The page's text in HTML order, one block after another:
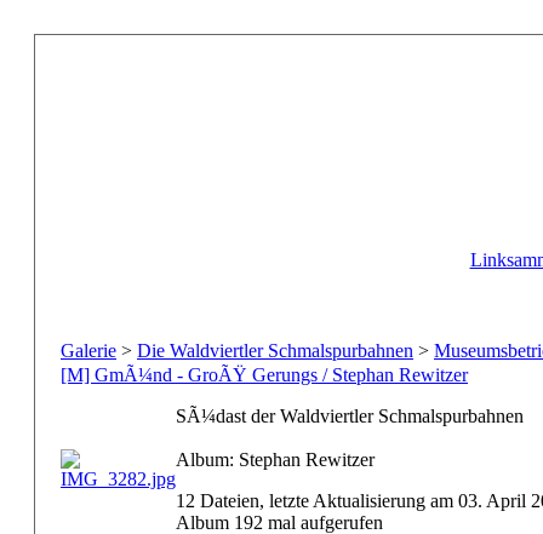
Galerie > Die Waldviertler Schmalspurbahnen >
[M] GmÃ¼nd - GroÃŸ Gerungs / Stephan Rewitzer
SÃ¼dast der Waldviertler Schmalspurbahnen
Album: Stephan Rewitzer
12 Dateien, letzte Aktualisierung am 03. April
Album 192 mal aufgerufen